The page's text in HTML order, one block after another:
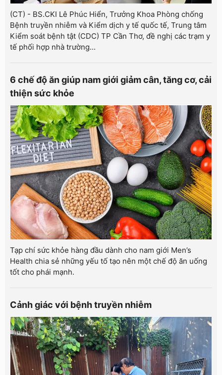
(CT) - BS.CKI Lê Phúc Hiển, Trưởng Khoa Phòng chống
Bệnh truyền nhiễm và Kiểm dịch y tế quốc tế, Trung tâm
Kiểm soát bệnh tật (CDC) TP Cần Thơ, đề nghị các trạm y
tế phối hợp nhà trường...
6 chế độ ăn giúp nam giới giảm cân, tăng cơ, cải
thiện sức khỏe
Tạp chí sức khỏe hàng đầu dành cho nam giới Men’s
Health chia sẻ những yếu tố tạo nên một chế độ ăn uống
tốt cho phái mạnh.
Cảnh giác với bệnh truyền nhiễm